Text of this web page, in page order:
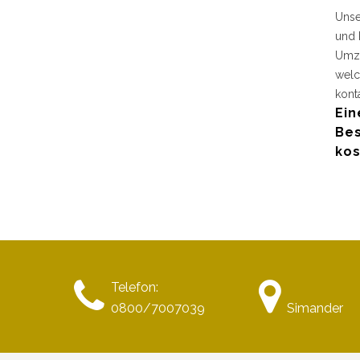
und
Telefon:
0800/7007039
Simander